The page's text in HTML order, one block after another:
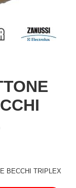
BECCHI TRIPLEX